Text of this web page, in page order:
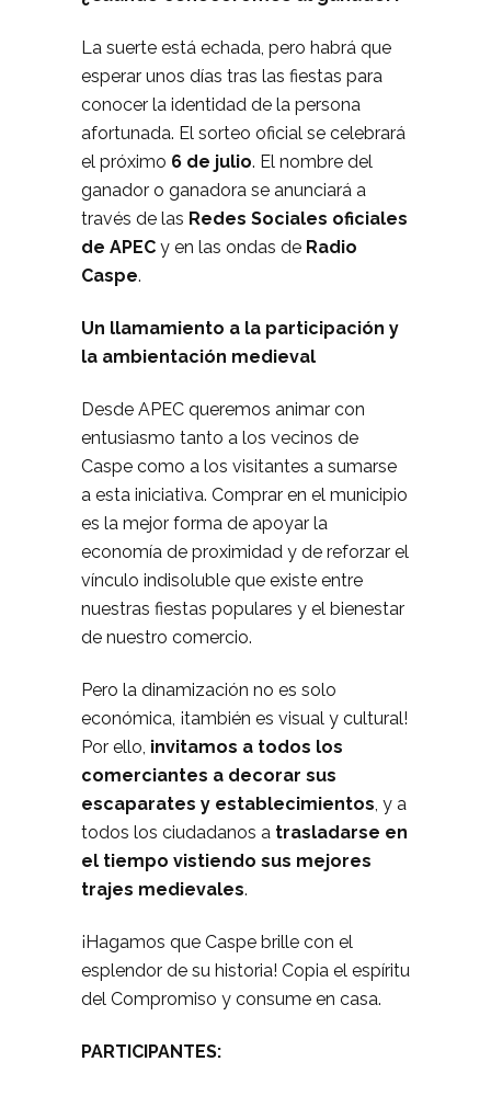
La suerte está echada, pero habrá que
esperar unos días tras las fiestas para
conocer la identidad de la persona
afortunada. El sorteo oficial se celebrará
el próximo 6 de julio. El nombre del
ganador o ganadora se anunciará a
través de las Redes Sociales oficiales
de APEC y en las ondas de Radio
Caspe.
Un llamamiento a la participación y
la ambientación medieval
Desde APEC queremos animar con
entusiasmo tanto a los vecinos de
Caspe como a los visitantes a sumarse
a esta iniciativa. Comprar en el municipio
es la mejor forma de apoyar la
economía de proximidad y de reforzar el
vínculo indisoluble que existe entre
nuestras fiestas populares y el bienestar
de nuestro comercio.
Pero la dinamización no es solo
económica, ¡también es visual y cultural!
Por ello, invitamos a todos los
comerciantes a decorar sus
escaparates y establecimientos , y a
todos los ciudadanos a trasladarse en
el tiempo vistiendo sus mejores
trajes medievales.
¡Hagamos que Caspe brille con el
esplendor de su historia! Copia el espíritu
del Compromiso y consume en casa.
PARTICIPANTES: